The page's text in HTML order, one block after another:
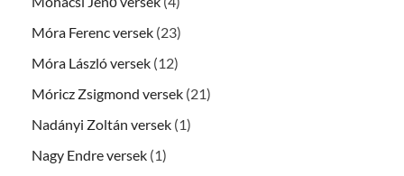
Móra Ferenc versek (23)
Móra László versek (12)
Móricz Zsigmond versek (21)
Nadányi Zoltán versek (1)
Nagy Endre versek (1)